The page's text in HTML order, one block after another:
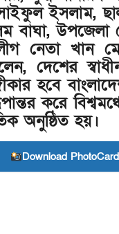
ইসলাম,
উপজেলা
নেতা খান
দেশের
হবে
করে
অনুষ্ঠিত হয়।
Download PhotoCard